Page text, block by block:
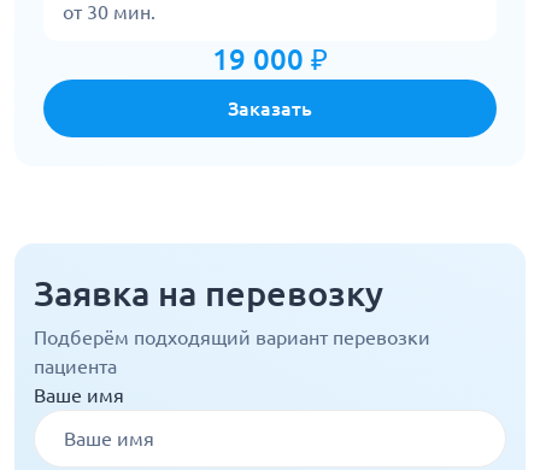
от 30 мин.
19 000 ₽
Заказать
Заявка на перевозку
Подберём подходящий вариант перевозки
пациента
Ваше имя